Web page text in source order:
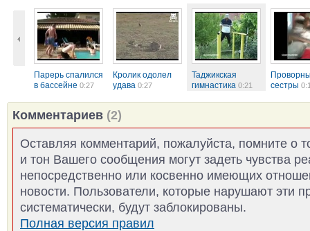
Парерь спалился
в бассейне 0:27
Кролик одолел
удава 0:27
Таджикская
гимнастика 0:21
сестры
Комментариев (2)
Оставляя комментарий, пожалуйста, помните о
и тон Вашего сообщения могут задеть чувства
непосредственно или косвенно имеющих
новости. Пользователи, которые нарушают эти
систематически, будут заблокированы.
Полная версия правил